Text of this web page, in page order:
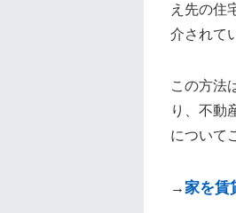
え先の住
介されて
この方法
り、不動
について
→家を賃